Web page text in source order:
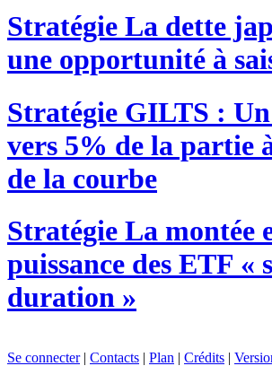
Stratégie La dette
une opportunité à
Stratégie GILTS :
vers 5% de la partie
de la courbe
Stratégie La montée
puissance des ETF «
duration »
Se connecter| Contacts | Plan | Crédits |